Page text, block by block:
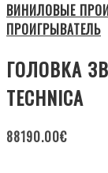
ВИНИЛОВЫЕ
ПРОИГРЫВАТЕЛЬ
ГОЛОВКА
TECHNICA
88190.00€